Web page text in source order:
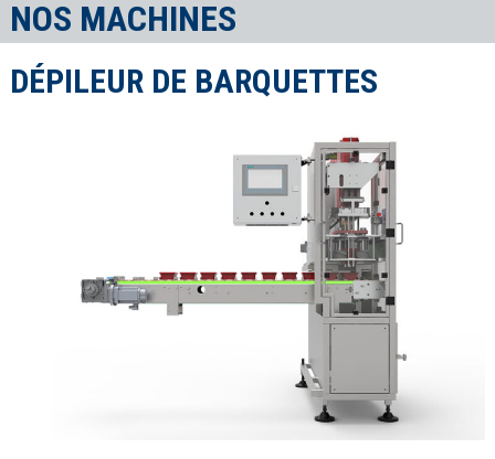
NOS MACHINES
DÉPILEUR DE BARQUETTES